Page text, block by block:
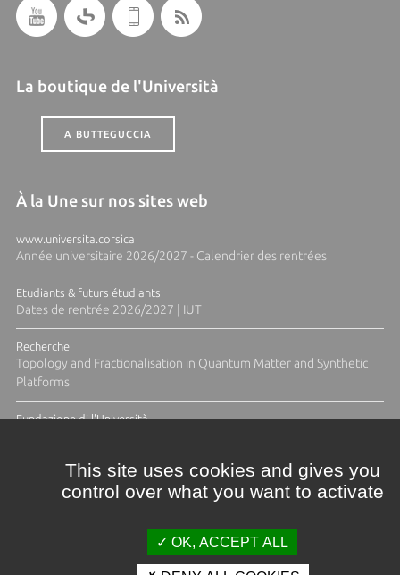
La boutique de l'Università
A BUTTEGUCCIA
À la Une sur nos sites web
www.universita.corsica
Année universitaire 2026/2027 - Calendrier des rentrées
Etudiants & futurs étudiants
Dates de rentrée 2026/2027 | IUT
Recherche
Topology and Fractionalisation in Quantum Matter and Synthetic
Platforms
Fundazione di l'Università
This site uses cookies and gives you
control over what you want to activate
OK, ACCEPT ALL